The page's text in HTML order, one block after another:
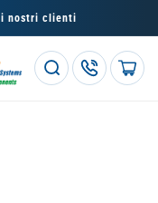
nostri clienti
Carrello